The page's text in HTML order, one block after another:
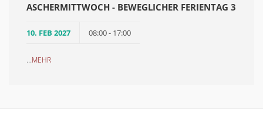
ASCHERMITTWOCH - BEWEGLICHER FERIENTAG 3
10. FEB 2027 08:00 - 17:00
...MEHR